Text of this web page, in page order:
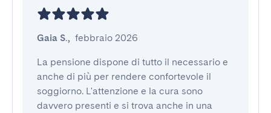
Gaia S., febbraio 2026
La pensione dispone di tutto il necessario e
anche di più per rendere confortevole il
soggiorno. L'attenzione e la cura sono
davvero presenti e si trova anche in una